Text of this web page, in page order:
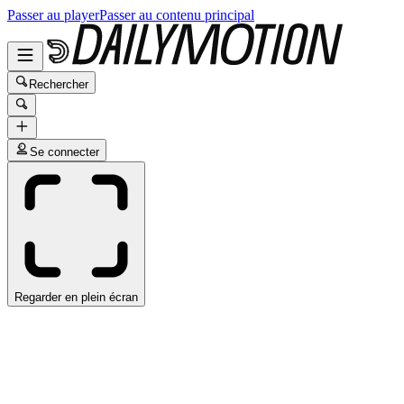
Passer au playerPasser au contenu principal
Rechercher
Se connecter
Regarder en plein écran